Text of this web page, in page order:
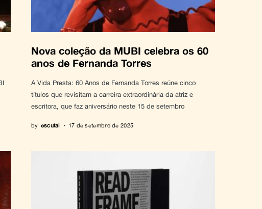
Nova coleção da MUBI celebra os 60
anos de Fernanda Torres
A Vida Presta: 60 Anos de Fernanda Torres reúne cinco
títulos que revisitam a carreira extraordinária da atriz e
escritora, que faz aniversário neste 15 de setembro
by escutai 17 de setembro de 2025